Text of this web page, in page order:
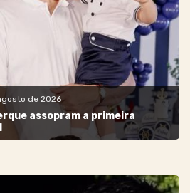
de 2026
assopram a primeira